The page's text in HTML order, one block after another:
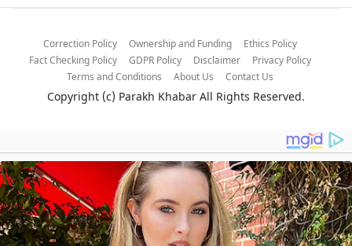
Correction Policy Ownership and Funding
Ethics Policy
Fact Checking Policy
GDPR Policy Disclaimer
Privacy Policy
Terms and Conditions
About Us Contact Us
Copyright (c) Parakh Khabar All Rights Reserved.